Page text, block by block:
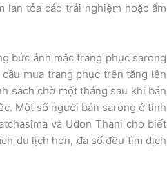
tỏa các trải nghiệm hoặc ẩm
bức ảnh mặc trang phục sarong
mua trang phục trên tăng lên
sách chờ một tháng sau khi bán
Một số người bán sarong ở tỉnh
và Udon Thani cho biết
du lịch hơn, đa số đều tìm dịch